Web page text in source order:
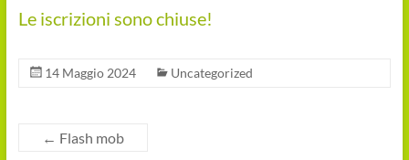
Le iscrizioni sono chiuse!
14 Maggio 2024 Uncategorized
← Flash mob